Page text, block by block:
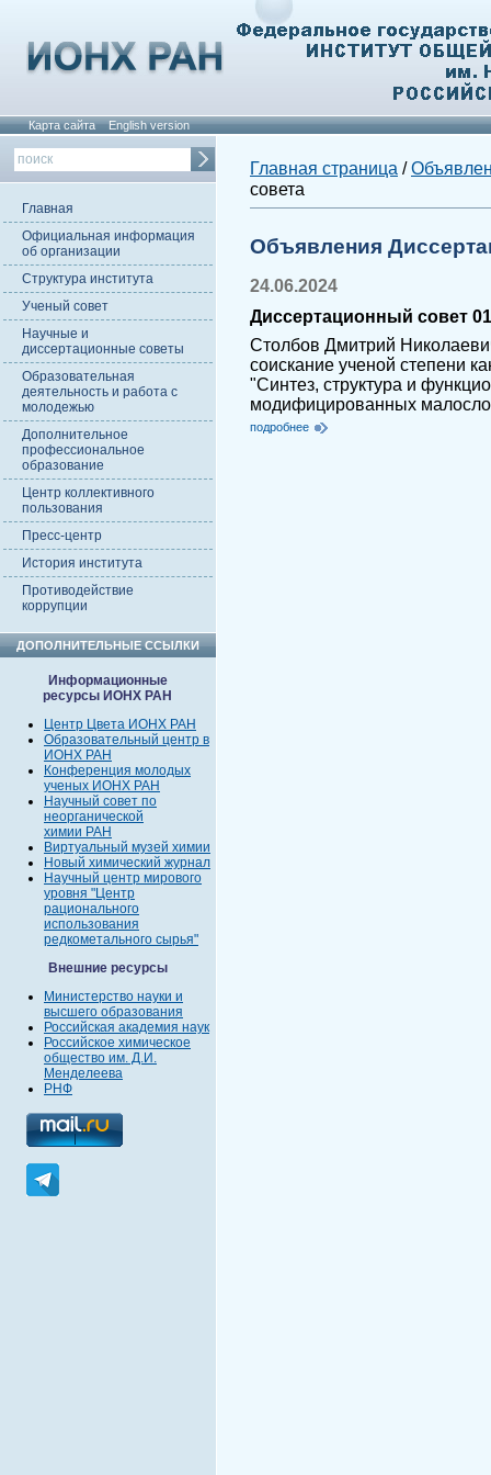
Карта сайта English version
Главная
Официальная информация
об организации
Структура института
Ученый совет
Научные и
диссертационные советы
Образовательная
деятельность и работа с
молодежью
Дополнительное
профессиональное
образование
Центр коллективного
пользования
Пресс-центр
История института
Противодействие
коррупции
ДОПОЛНИТЕЛЬНЫЕ ССЫЛКИ
Информационные
ресурсы ИОНХ РАН
Центр Цвета ИОНХ РАН
Образовательный центр в
ИОНХ РАН
Конференция молодых
ученых ИОНХ РАН
Научный совет по
неорганической
химии РАН
Виртуальный музей химии
Новый химический журнал
Научный центр мирового
уровня "Центр
рационального
использования
редкометального сырья"
Внешние ресурсы
Министерство науки и
высшего образования
Российская академия наук
Российское химическое
общество им. Д.И.
Менделеева
РНФ
Главная страница /
совета
Объявления
24.06.2024
Диссертационный совет
Столбов Дмитрий
соискание ученой степени
"Синтез, структура и
модифицированных
подробнее